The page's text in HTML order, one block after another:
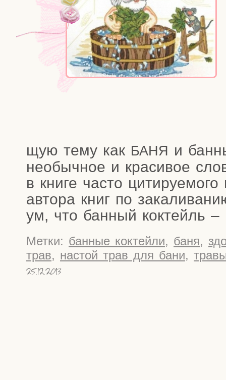
щую тему как БАНЯ и
необыч­ное и кра­си­вое
в кни­ге часто
авто­ра книг по
ум, что бан­ный коктейль
Метки: банные коктейли, баня,
трав, настой трав для бани,
25.12.2013